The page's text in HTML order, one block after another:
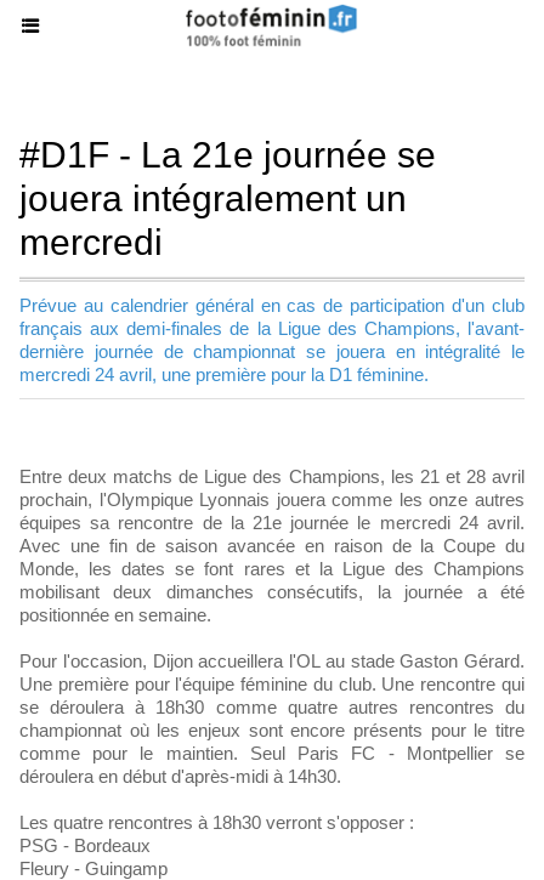
#D1F - La 21e journée se
jouera intégralement un
mercredi
Prévue au calendrier général en cas de participation d'un club
français aux demi-finales de la Ligue des Champions, l'avant-
dernière journée de championnat se jouera en intégralité le
mercredi 24 avril, une première pour la D1 féminine.
Entre deux matchs de Ligue des Champions, les 21 et 28 avril
prochain, l'Olympique Lyonnais jouera comme les onze autres
équipes sa rencontre de la 21e journée le mercredi 24 avril.
Avec une fin de saison avancée en raison de la Coupe du
Monde, les dates se font rares et la Ligue des Champions
mobilisant deux dimanches consécutifs, la journée a été
positionnée en semaine.
Pour l'occasion, Dijon accueillera l'OL au stade Gaston Gérard.
Une première pour l'équipe féminine du club. Une rencontre qui
se déroulera à 18h30 comme quatre autres rencontres du
championnat où les enjeux sont encore présents pour le titre
comme pour le maintien. Seul Paris FC - Montpellier se
déroulera en début d'après-midi à 14h30.
Les quatre rencontres à 18h30 verront s'opposer :
PSG - Bordeaux
Fleury - Guingamp